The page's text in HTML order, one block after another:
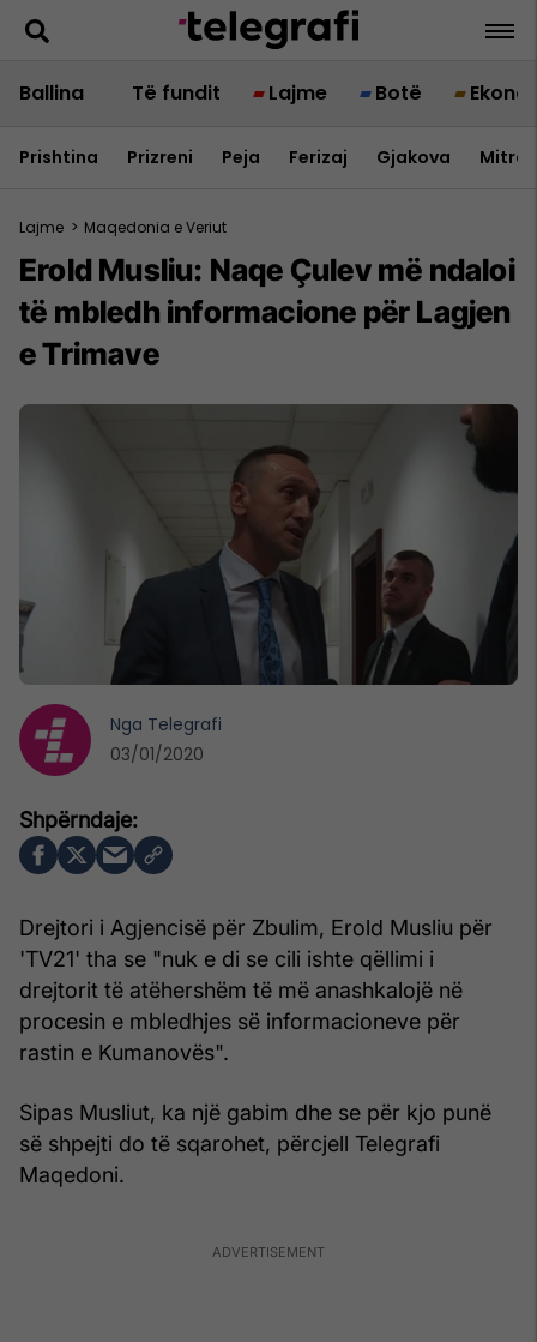
Ballina Të fundit Lajme Botë
Prishtina Prizreni Peja Ferizaj Gjakova
Lajme > Maqedonia e Veriut
Erold Musliu: Naqe Çulev më ndaloi
të mbledh informacione për Lagjen
e Trimave
Drejtori i Agjencisë për Zbulim, Erold Musliu për
'TV21' tha se "nuk e di se cili ishte qëllimi i
drejtorit të atëhershëm të më anashkalojë në
procesin e mbledhjes së informacioneve për
rastin e Kumanovës".
Sipas Musliut, ka një gabim dhe se për kjo punë
së shpejti do të sqarohet, përcjell Telegrafi
Maqedoni.
Nga Telegrafi
03/01/2020